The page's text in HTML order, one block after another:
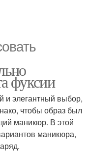
фуксии
и элегантный выбор,
чтобы образ был
маникюр. В этой
маникюра,